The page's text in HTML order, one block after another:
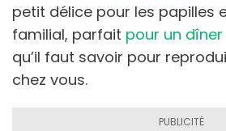
petit délice pour les papilles
familial, parfait pour un dîner
qu’il faut savoir pour
chez vous.